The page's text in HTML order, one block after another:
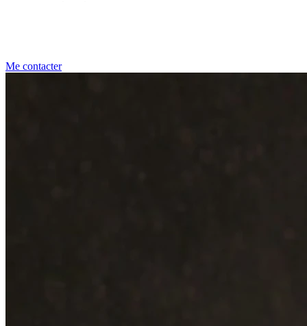
Me contacter